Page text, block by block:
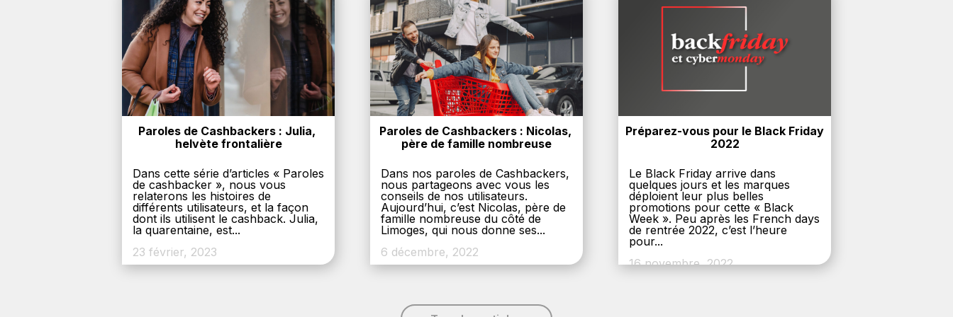
Paroles de Cashbackers : Julia,
helvète frontalière
Dans cette série d’articles « Paroles
de cashbacker », nous vous
relaterons les histoires de
différents utilisateurs, et la façon
dont ils utilisent le cashback. Julia,
la quarentaine, est...
23 février, 2023
Paroles de Cashbackers : Nicolas,
père de famille nombreuse
Dans nos paroles de Cashbackers,
nous partageons avec vous les
conseils de nos utilisateurs.
Aujourd’hui, c’est Nicolas, père de
famille nombreuse du côté de
Limoges, qui nous donne ses...
6 décembre, 2022
Préparez-vous pour le Black Friday
2022
Le Black Friday arrive dans
quelques jours et les marques
déploient leur plus belles
promotions pour cette « Black
Week ». Peu après les French days
de rentrée 2022, c’est l’heure
pour...
16 novembre, 2022